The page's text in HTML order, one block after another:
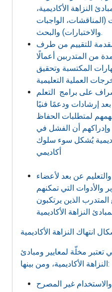
النزاهة الأكاديمية،
(المناقشات، الواجبات
والاختبارات) والبحث.
للتقييم من طرف
من المتدربين أعمالًا
المكتسبة وتحقيق
على برامج التعلم
إرشادات ودعمًا فنيًا
لمتطلبات الحفاظ
وإدراكهم أن الفشل في
يُشكل سوء سلوك
أكاديمي
عن بعد لأعضاء
والأدوات التي تمكنهم
الذين يرتكبون
انتهاك النزاهة الأكاديمية
تعتبر مخلّة لمعايير ومبادئ
النزاهة الأكاديمية، ومن بينها:
غير المصرح